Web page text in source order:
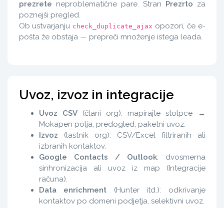
prezrete neproblematične pare. Stran Prezrto za
poznejši pregled.
Ob ustvarjanju check_duplicate_ajax opozori, če e-
pošta že obstaja — prepreči množenje istega leada.
Uvoz, izvoz in integracije
Uvoz CSV(člani org): mapirajte stolpce →
Mokapen polja, predogled, paketni uvoz.
Izvoz (lastnik org): CSV/Excel filtriranih ali
izbranih kontaktov.
Google Contacts / Outlook: dvosmerna
sinhronizacija ali uvoz iz map (Integracije
računa).
Data enrichment (Hunter itd.): odkrivanje
kontaktov po domeni podjetja, selektivni uvoz.